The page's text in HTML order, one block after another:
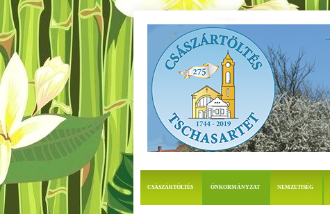
CSÁSZÁRTÖLTÉS ÖNKORMÁNYZAT NEMZETISÉG